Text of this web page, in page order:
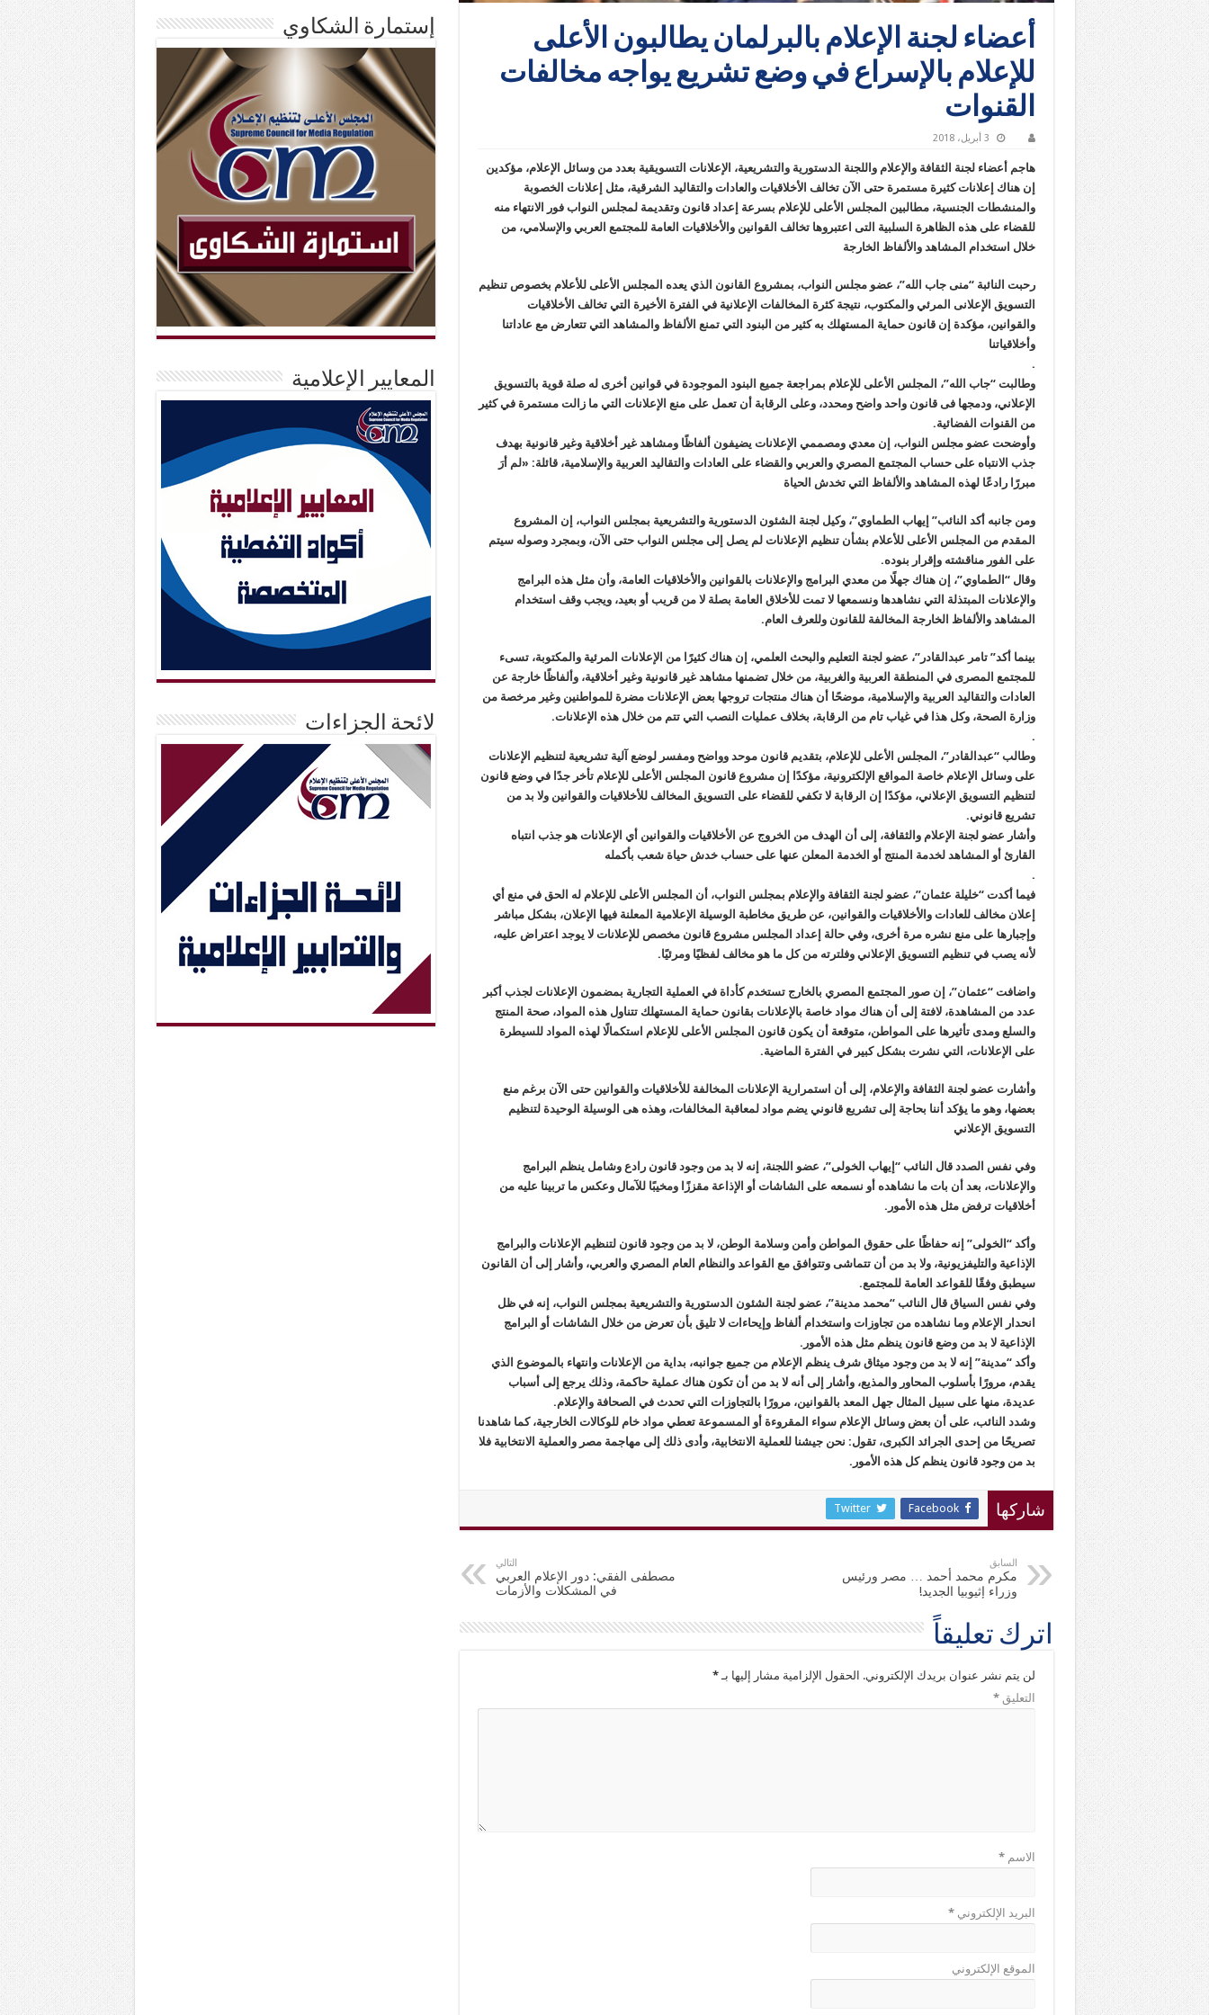
أعضاء لجنة الإعلام بالبرلمان يطالبون الأعلى
للإعلام بالإسراع في وضع تشريع يواجه مخالفات
القنوات
3 أبريل، 2018
هاجم أعضاء لجنة الثقافة والإعلام واللجنة الدستورية والتشريعية، الإعلانات التسويقية بعدد من وسائل الإعلام، مؤكدين
إن هناك إعلانات كثيرة مستمرة حتى الآن تخالف الأخلاقيات والعادات والتقاليد الشرقية، مثل إعلانات الخصوبة
والمنشطات الجنسية، مطالبين المجلس الأعلى للإعلام بسرعة إعداد قانون وتقديمة لمجلس النواب فور الانتهاء منه
للقضاء على هذه الظاهرة السلبية التى اعتبروها تخالف القوانين والأخلاقيات العامة للمجتمع العربي والإسلامي، من
خلال استخدام المشاهد والألفاظ الخارجة
رحبت النائبة “منى جاب الله”، عضو مجلس النواب، بمشروع القانون الذي يعده المجلس الأعلى للأعلام بخصوص تنظيم
التسويق الإعلانى المرئي والمكتوب، نتيجة كثرة المخالفات الإعلانية في الفترة الأخيرة التي تخالف الأخلاقيات
والقوانين، مؤكدة إن قانون حماية المستهلك به كثير من البنود التي تمنع الألفاظ والمشاهد التي تتعارض مع عاداتنا
وأخلاقياتنا
.
وطالبت “جاب الله”، المجلس الأعلى للإعلام بمراجعة جميع البنود الموجودة في قوانين أخرى له صلة قوية بالتسويق
الإعلاني، ودمجها فى قانون واحد واضح ومحدد، وعلى الرقابة أن تعمل على منع الإعلانات التي ما زالت مستمرة في كثير
من القنوات الفضائية.
وأوضحت عضو مجلس النواب، إن معدي ومصممي الإعلانات يضيفون ألفاظًا ومشاهد غير أخلاقية وغير قانونية بهدف
جذب الانتباه على حساب المجتمع المصري والعربي والقضاء على العادات والتقاليد العربية والإسلامية، قائلة: «لم أرَ
مبررًا رادعًا لهذه المشاهد والألفاظ التي تخدش الحياة
ومن جانبه أكد النائب” إيهاب الطماوي”، وكيل لجنة الشئون الدستورية والتشريعية بمجلس النواب، إن المشروع
المقدم من المجلس الأعلى للأعلام بشأن تنظيم الإعلانات لم يصل إلى مجلس النواب حتى الآن، وبمجرد وصوله سيتم
على الفور مناقشته وإقرار بنوده.
وقال “الطماوي”، إن هناك جهلًا من معدي البرامج والإعلانات بالقوانين والأخلاقيات العامة، وأن مثل هذه البرامج
والإعلانات المبتذلة التي نشاهدها ونسمعها لا تمت للأخلاق العامة بصلة لا من قريب أو بعيد، ويجب وقف استخدام
المشاهد والألفاظ الخارجة المخالفة للقانون وللعرف العام.
بينما أكد” تامر عبدالقادر”، عضو لجنة التعليم والبحث العلمي، إن هناك كثيرًا من الإعلانات المرئية والمكتوبة، تسىء
للمجتمع المصرى في المنطقة العربية والغربية، من خلال تضمنها مشاهد غير قانونية وغير أخلاقية، وألفاظًا خارجة عن
العادات والتقاليد العربية والإسلامية، موضحًا أن هناك منتجات تروجها بعض الإعلانات مضرة للمواطنين وغير مرخصة من
وزارة الصحة، وكل هذا في غياب تام من الرقابة، بخلاف عمليات النصب التي تتم من خلال هذه الإعلانات.
.
وطالب “عبدالقادر”، المجلس الأعلى للإعلام، بتقديم قانون موحد وواضح ومفسر لوضع آلية تشريعية لتنظيم الإعلانات
على وسائل الإعلام خاصة المواقع الإلكترونية، مؤكدًا إن مشروع قانون المجلس الأعلى للإعلام تأخر جدًا في وضع قانون
لتنظيم التسويق الإعلاني، مؤكدًا إن الرقابة لا تكفي للقضاء على التسويق المخالف للأخلاقيات والقوانين ولا بد من
تشريع قانوني.
وأشار عضو لجنة الإعلام والثقافة، إلى أن الهدف من الخروج عن الأخلاقيات والقوانين أي الإعلانات هو جذب انتباه
القارئ أو المشاهد لخدمة المنتج أو الخدمة المعلن عنها على حساب خدش حياة شعب بأكمله
.
فيما أكدت “خليلة عثمان”، عضو لجنة الثقافة والإعلام بمجلس النواب، أن المجلس الأعلى للإعلام له الحق في منع أي
إعلان مخالف للعادات والأخلاقيات والقوانين، عن طريق مخاطبة الوسيلة الإعلامية المعلنة فيها الإعلان، بشكل مباشر
وإجبارها على منع نشره مرة أخرى، وفي حالة إعداد المجلس مشروع قانون مخصص للإعلانات لا يوجد اعتراض عليه،
لأنه يصب في تنظيم التسويق الإعلاني وفلترته من كل ما هو مخالف لفظيًا ومرئيًا.
واضافت “عثمان”، إن صور المجتمع المصري بالخارج تستخدم كأداة في العملية التجارية بمضمون الإعلانات لجذب أكبر
عدد من المشاهدة، لافتة إلى أن هناك مواد خاصة بالإعلانات بقانون حماية المستهلك تتناول هذه المواد، صحة المنتج
والسلع ومدى تأثيرها على المواطن، متوقعة أن يكون قانون المجلس الأعلى للإعلام استكمالًا لهذه المواد للسيطرة
على الإعلانات، التي نشرت بشكل كبير في الفترة الماضية.
وأشارت عضو لجنة الثقافة والإعلام، إلى أن استمرارية الإعلانات المخالفة للأخلاقيات والقوانين حتى الآن برغم منع
بعضها، وهو ما يؤكد أننا بحاجة إلى تشريع قانوني يضم مواد لمعاقبة المخالفات، وهذه هى الوسيلة الوحيدة لتنظيم
التسويق الإعلاني
وفي نفس الصدد قال النائب “إيهاب الخولى”، عضو اللجنة، إنه لا بد من وجود قانون رادع وشامل ينظم البرامج
والإعلانات، بعد أن بات ما نشاهده أو نسمعه على الشاشات أو الإذاعة مقززًا ومخيبًا للآمال وعكس ما تربينا عليه من
أخلاقيات ترفض مثل هذه الأمور.
وأكد “الخولى” إنه حفاظًا على حقوق المواطن وأمن وسلامة الوطن، لا بد من وجود قانون لتنظيم الإعلانات والبرامج
الإذاعية والتليفزيونية، ولا بد من أن تتماشى وتتوافق مع القواعد والنظام العام المصري والعربي، وأشار إلى أن القانون
سيطبق وفقًا للقواعد العامة للمجتمع.
وفي نفس السياق قال النائب “محمد مدينة”، عضو لجنة الشئون الدستورية والتشريعية بمجلس النواب، إنه في ظل
انحدار الإعلام وما نشاهده من تجاوزات واستخدام ألفاظ وإيحاءات لا تليق بأن تعرض من خلال الشاشات أو البرامج
الإذاعية لا بد من وضع قانون ينظم مثل هذه الأمور.
وأكد “مدينة” إنه لا بد من وجود ميثاق شرف ينظم الإعلام من جميع جوانبه، بداية من الإعلانات وانتهاء بالموضوع الذي
يقدم، مرورًا بأسلوب المحاور والمذيع، وأشار إلى أنه لا بد من أن تكون هناك عملية حاكمة، وذلك يرجع إلى أسباب
عديدة، منها على سبيل المثال جهل المعد بالقوانين، مرورًا بالتجاوزات التي تحدث في الصحافة والإعلام.
وشدد النائب، على أن بعض وسائل الإعلام سواء المقروءة أو المسموعة تعطي مواد خام للوكالات الخارجية، كما شاهدنا
تصريحًا من إحدى الجرائد الكبرى، تقول: نحن جيشنا للعملية الانتخابية، وأدى ذلك إلى مهاجمة مصر والعملية الانتخابية فلا
بد من وجود قانون ينظم كل هذه الأمور.
شاركها Facebook
Twitter
السابق
مكرم محمد أحمد … مصر ورئيس
وزراء إثيوبيا الجديد!
التالي
مصطفى الفقي: دور الإعلام العربي
في المشكلات والأزمات
اترك تعليقاً
لن يتم نشر عنوان بريدك الإلكتروني. الحقول الإلزامية مشار إليها بـ*
التعليق*
الاسم*
البريد الإلكتروني*
الموقع الإلكتروني
إستمارة الشكاوي
المعايير الإعلامية
لائحة الجزاءات